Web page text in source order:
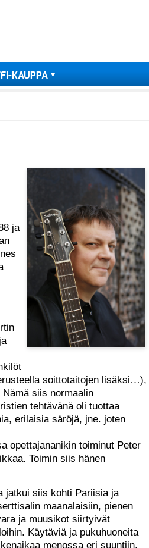
KAUPPA
ja
soittotaitojen lisäksi…),
siis normaalin
tehtävänä oli tuottaa
erilaisia säröjä, jne. joten
opettajananikin toiminut Peter
Toimin siis hänen
jatkui siis kohti Pariisia ja
maanalaisiin, pienen
ja muusikot siirtyivät
Käytäviä ja pukuhuoneita
menossa eri suuntiin.